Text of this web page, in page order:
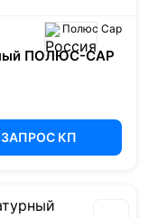
Полюс Сар
ПОЛЮС-САР
ЗАПРОС КП